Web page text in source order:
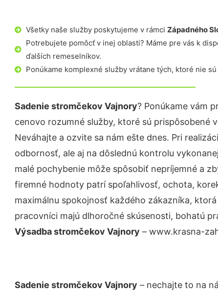
Všetky naše služby poskytujeme v rámci Západného
Potrebujete pomôcť v inej oblasti? Máme pre vás k
ďalších remeselníkov.
Ponúkame komplexné služby vrátane tých, ktoré nie
Sadenie stromčekov Vajnory? Ponúkame vám
cenovo rozumné služby, ktoré sú prispôsobené
Neváhajte a ozvite sa nám ešte dnes. Pri
odbornosť, ale aj na dôslednú kontrolu
malé pochybenie môže spôsobiť nepríjemné a
firemné hodnoty patrí spoľahlivosť, ochota,
maximálnu spokojnosť každého zákazníka,
pracovníci majú dlhoročné skúsenosti, bohatú
Výsadba stromčekov Vajnory – www.krasna-
Sadenie stromčekov Vajnory – nechajte to na